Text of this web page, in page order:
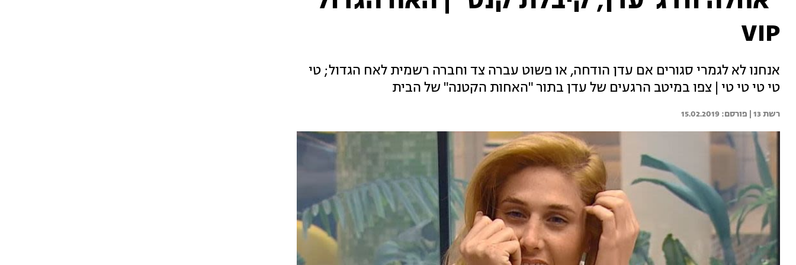
VIP
אנחנו לא לגמרי סגורים אם עדן הודחה, או פשוט עברה צד וחברה רשמית לאח הגדול; טי
טי טי טי טי | צפו במיטב הרגעים של עדן בתור "האחות הקטנה" של הבית
רשת 13 | 15.02.2019